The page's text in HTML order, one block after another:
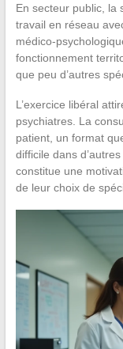
En secteur public, la
travail en réseau
médico-
fonctionnement
que peu d’autres
L’exercice libéral
psychiatres. La
patient, un format
difficile dans
constitue une
de leur choix de